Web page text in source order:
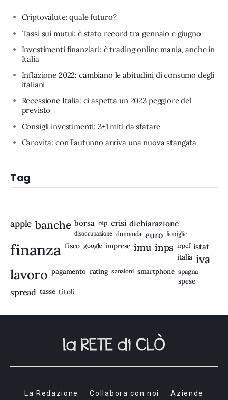
Criptovalute: quale futuro?
Tassi sui mutui: è stato record tra gennaio e giugno
Investimenti finanziari: è trading online mania, anche in
Italia
Inflazione 2022: cambiano le abitudini di consumo degli
italiani
Recessione Italia: ci aspetta un 2023 peggiore del
previsto
Consigli investimenti: 3+1 miti da sfatare
Carovita: con l’autunno arriva una nuova stangata
Tag
apple banche borsa btp crisi dichiarazione
disoccupazione domanda euro famiglie
finanza fisco google imprese imu inps irpef istat
italia iva
lavoro pagamento rating sanzioni smartphone spagna
spese
spread tasse titoli
La Redazione Collabora con noi Aziende